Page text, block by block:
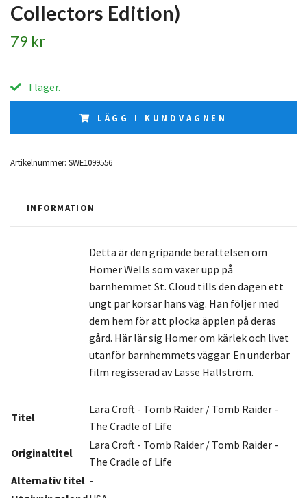
Collectors Edition)
79 kr
I lager.
LÄGG I KUNDVAGNEN
Artikelnummer: SWE1099556
INFORMATION
Detta är den gripande berättelsen om
Homer Wells som växer upp på
barnhemmet St. Cloud tills den dagen ett
ungt par korsar hans väg. Han följer med
dem hem för att plocka äpplen på deras
gård. Här lär sig Homer om kärlek och livet
utanför barnhemmets väggar. En underbar
film regisserad av Lasse Hallström.
Titel
Lara Croft - Tomb Raider / Tomb Raider -
The Cradle of Life
Originaltitel
Lara Croft - Tomb Raider / Tomb Raider -
The Cradle of Life
Alternativ titel -